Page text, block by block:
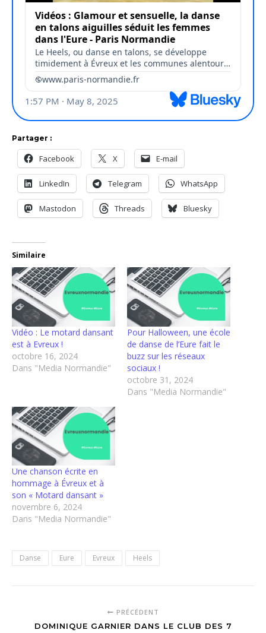
Partager :
Facebook X E-mail
LinkedIn Telegram WhatsApp
Mastodon Threads Bluesky
Similaire
Vidéo : Le motard dansant
est à Evreux !
octobre 16, 2024
Dans "Media Normandie"
Pour Halloween, une école
de danse de l’Eure fait le
buzz sur les réseaux
sociaux !
octobre 31, 2024
Dans "Media Normandie"
Une chanson écrite en
hommage à Évreux et à
son « Motard dansant »
novembre 6, 2024
Dans "Media Normandie"
Danse Eure Evreux Heels
PRÉCÉDENT
DOMINIQUE GARNIER DANS LE CLUB DES 7